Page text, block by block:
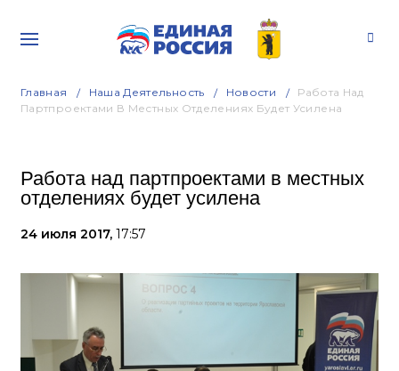
Главная Наша Деятельность Новости
Работа Над
Партпроектами В Местных Отделениях Будет Усилена
Работа над партпроектами в местных
отделениях будет усилена
24 июля 2017, 17:57